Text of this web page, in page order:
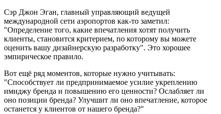
Сэр Джон Эган, главный управляющий ведущей
международной сети аэропортов как-то заметил:
"Определение того, какие впечатления хотят получить
клиенты, становится критерием, по которому вы можете
оценить вашу дизайнерскую разработку". Это хорошее
эмпирическое правило.
Вот ещё ряд моментов, которые нужно учитывать:
"Способствует ли предпринимаемое усилие укреплению
имиджу бренда и повышению его ценности? Ослабляет ли
оно позиции бренда? Улучшит ли оно впечатление, которое
останется у клиентов от нашего бренда?"